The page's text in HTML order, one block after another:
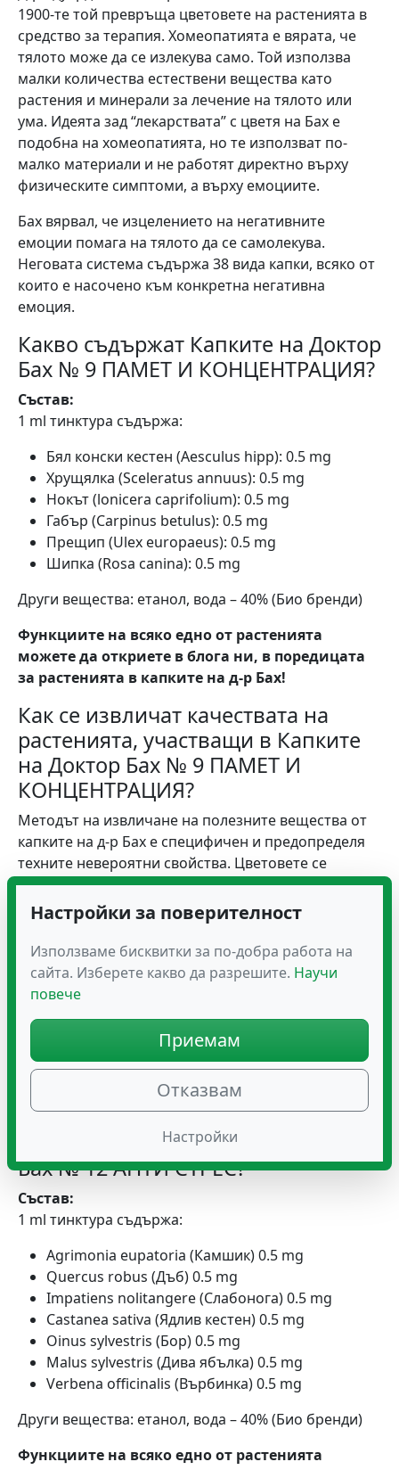
1900-те той превръща цветовете на растенията в
средство за терапия. Хомеопатията е вярата, че
тялото може да се излекува само. Той използва
малки количества естествени вещества като
растения и минерали за лечение на тялото или
ума. Идеята зад “лекарствата” с цветя на Бах е
подобна на хомеопатията, но те използват по-
малко материали и не работят директно върху
физическите симптоми, а върху емоциите.
Бах вярвал, че изцелението на негативните
емоции помага на тялото да се самолекува.
Неговата система съдържа 38 вида капки, всяко от
които е насочено към конкретна негативна
емоция.
Какво съдържат Капките на Доктор
Бах № 9 ПАМЕТ И КОНЦЕНТРАЦИЯ?
Състав:
1 ml тинктура съдържа:
Бял конски кестен (Aesculus hipp): 0.5 mg
Хрущялка (Sceleratus annuus): 0.5 mg
Нокът (lonicera caprifolium): 0.5 mg
Габър (Carpinus betulus): 0.5 mg
Прещип (Ulex europaeus): 0.5 mg
Шипка (Rosa canina): 0.5 mg
Други вещества: етанол, вода – 40% (Био бренди)
Функциите на всяко едно от растенията
можете да откриете в блога ни, в поредицата
за растенията в капките на д-р Бах!
Как се извличат качествата на
растенията, участващи в Капките
на Доктор Бах № 9 ПАМЕТ И
КОНЦЕНТРАЦИЯ?
Методът на извличане на полезните вещества от
капките на д-р Бах е специфичен и предопределя
техните невероятни свойства. Цветовете се
извличат в цветна вода. Цветната вода
представлява чиста изворна вода, в която те се
потапят при специални условия, а след това се
съхраняват в БИО бренди!
Какъв е ефектът на капките ПАМЕТ
Какпките ПАМЕТ И КОНЦЕНТРАЦИЯ подпомагат по-
лесната концентрация, подобряват паметта и ни
помагат да се справяме по-лесно с ежедневните
задачи. Не водят до привикване!
Какво съдържат Капките на Д-р
Бах № 12 АНТИ СТРЕС?
Състав:
1 ml тинктура съдържа:
Agrimonia eupatoria (Камшик) 0.5 mg
Quercus robus (Дъб) 0.5 mg
Impatiens nolitangere (Слабонога) 0.5 mg
Castanea sativa (Ядлив кестен) 0.5 mg
Oinus sylvestris (Бор) 0.5 mg
Malus sylvestris (Дива ябълка) 0.5 mg
Verbena officinalis (Върбинка) 0.5 mg
Други вещества: етанол, вода – 40% (Био бренди)
Функциите на всяко едно от растенията
Настройки за поверителност
Използваме бисквитки за по-добра работа на
сайта. Изберете какво да разрешите. Научи
повече
Приемам
Отказвам
Настройки